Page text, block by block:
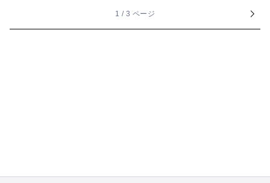
1 / 3 ページ